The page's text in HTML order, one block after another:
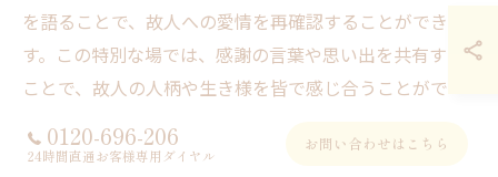
を語ることで、故人への愛情を再確認することができま
す。この特別な場では、感謝の言葉や思い出を共有する
ことで、故人の人柄や生き様を皆で感じ合うことがで
では、地域に根ざした葬儀社がこの瞬間を支え、個々の
0120-696-206
24時間直通お客様専用ダイヤル
お問い合わせはこちら